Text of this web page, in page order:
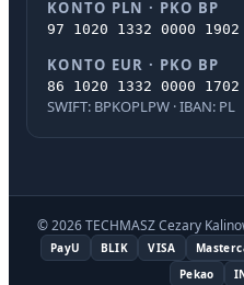
KONTO PLN · PKO BP
97 1020 1332 0000 1902
KONTO EUR · PKO BP
86 1020 1332 0000 1702
SWIFT: BPKOPLPW · IBAN: PL
© 2026 TECHMASZ Cezary
PayU BLIK VISA
Pekao